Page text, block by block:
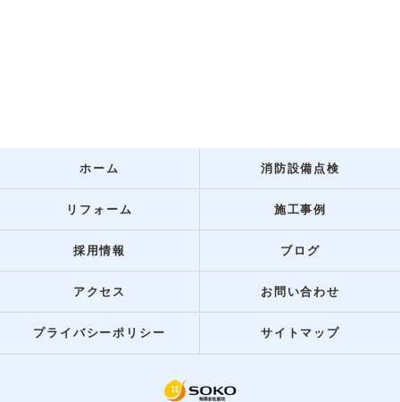
ホーム 消防設備点検
リフォーム 施工事例
採用情報 ブログ
アクセス お問い合わせ
プライバシーポリシー サイトマップ